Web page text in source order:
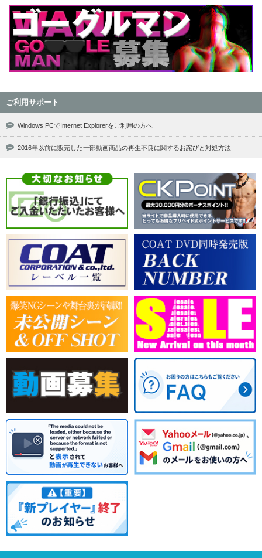
ご利用サポート
Windows PCでInternet Explorerをご利用の方へ
2016年以前に販売した一部動画商品の再生不良に関するお詫びと対処方法